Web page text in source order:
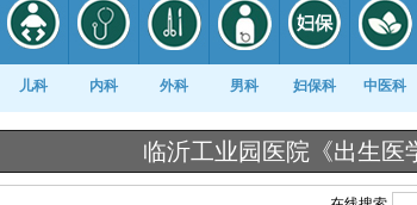
儿科 内科 外科 男科 妇保科 中医科
临沂工业园医院《出生医学证明》